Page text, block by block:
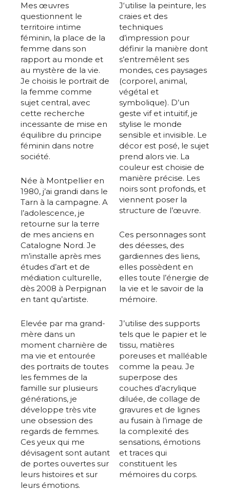
Mes œuvres
questionnent le
territoire intime
féminin, la place de la
femme dans son
rapport au monde et
au mystère de la vie.
Je choisis le portrait de
la femme comme
sujet central, avec
cette recherche
incessante de mise en
équilibre du principe
féminin dans notre
société.
Née à Montpellier en
1980, j’ai grandi dans le
Tarn à la campagne. A
l’adolescence, je
retourne sur la terre
de mes anciens en
Catalogne Nord. Je
m’installe après mes
études d’art et de
médiation culturelle,
dès 2008 à Perpignan
en tant qu’artiste.
Elevée par ma grand-
mère dans un
moment charnière de
ma vie et entourée
des portraits de toutes
les femmes de la
famille sur plusieurs
générations, je
développe très vite
une obsession des
regards de femmes.
Ces yeux qui me
dévisagent sont autant
de portes ouvertes sur
leurs histoires et sur
leurs émotions.
J‘utilise la peinture, les
craies et des
techniques
d’impression pour
définir la manière dont
s’entremêlent ses
mondes, ces paysages
(corporel, animal,
végétal et
symbolique). D’un
geste vif et intuitif, je
stylise le monde
sensible et invisible. Le
décor est posé, le sujet
prend alors vie. La
couleur est choisie de
manière précise. Les
noirs sont profonds, et
viennent poser la
structure de l’œuvre.
Ces personnages sont
des déesses, des
gardiennes des liens,
elles possèdent en
elles toute l’énergie de
la vie et le savoir de la
mémoire.
J’utilise des supports
tels que le papier et le
tissu, matières
poreuses et malléable
comme la peau. Je
superpose des
couches d’acrylique
diluée, de collage de
gravures et de lignes
au fusain à l’image de
la complexité des
sensations, émotions
et traces qui
constituent les
mémoires du corps.